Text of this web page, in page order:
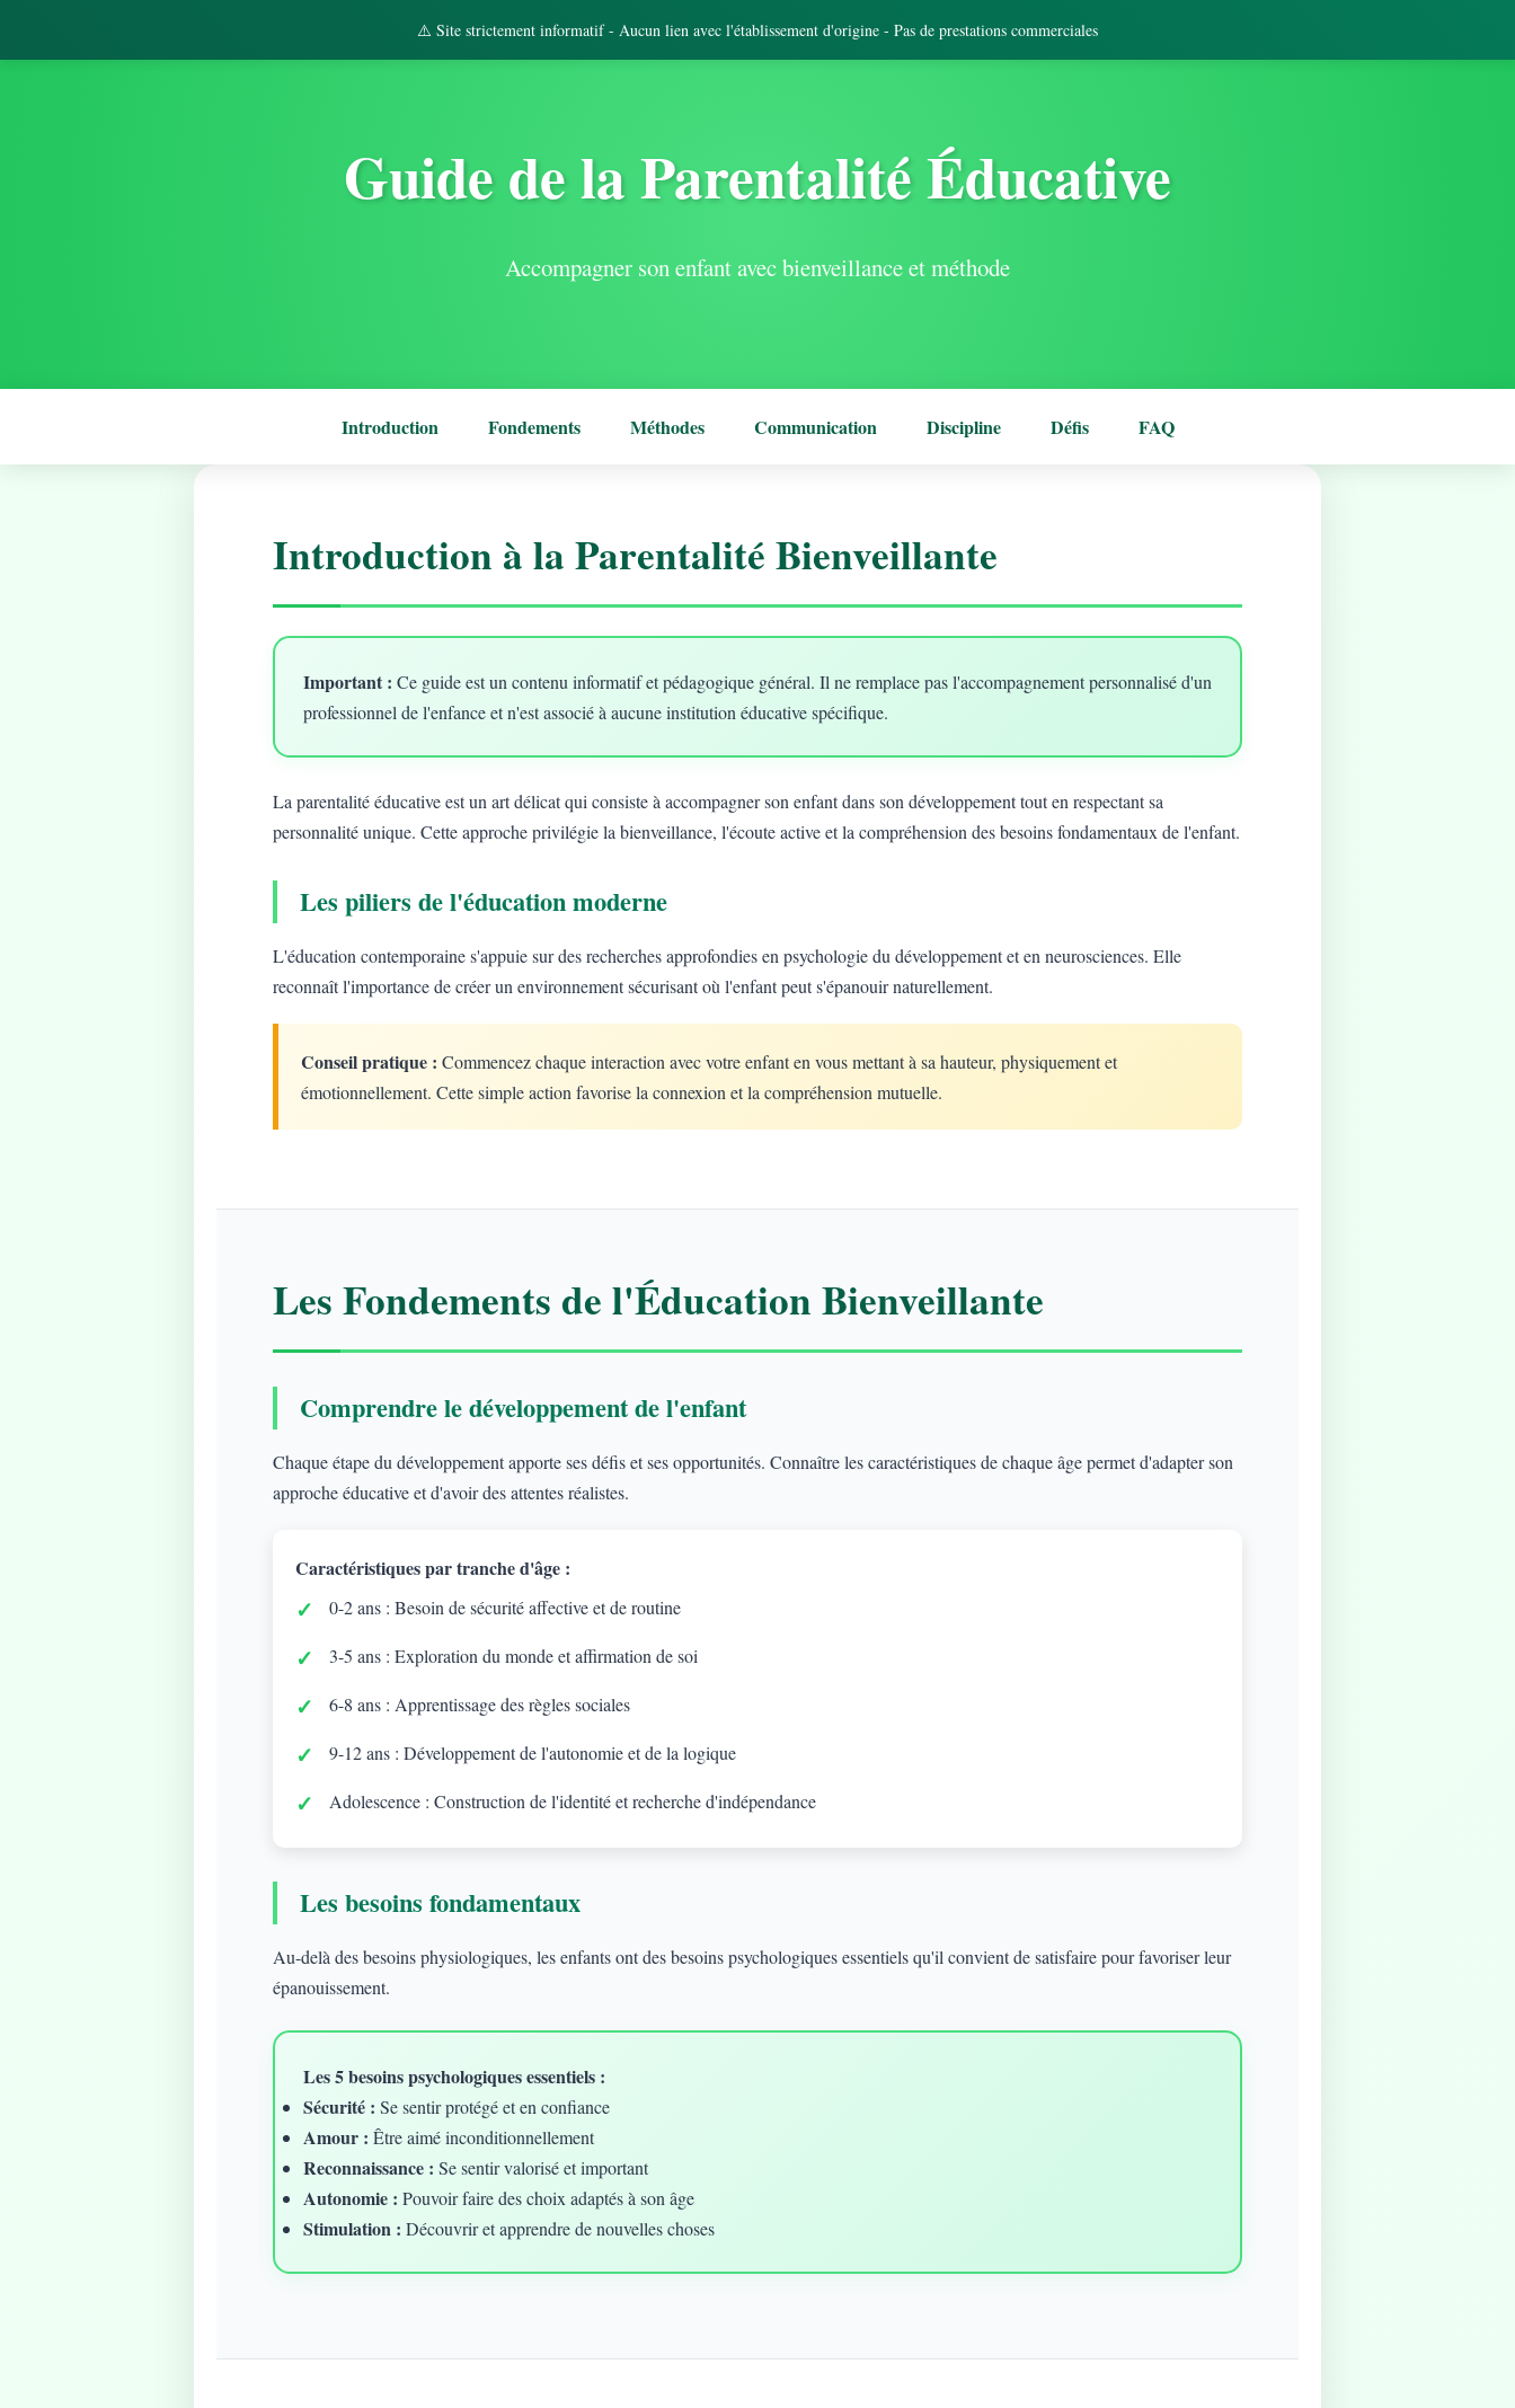
⚠️ Site strictement informatif - Aucun lien avec l'établissement d'origine - Pas de prestations commerciales
Guide de la Parentalité Éducative
Accompagner son enfant avec bienveillance et méthode
Introduction Fondements Méthodes Communication Discipline Défis FAQ
Introduction à la Parentalité Bienveillante
Important : Ce guide est un contenu informatif et pédagogique général. Il ne remplace pas l'accompagnement personnalisé d'un
professionnel de l'enfance et n'est associé à aucune institution éducative spécifique.
La parentalité éducative est un art délicat qui consiste à accompagner son enfant dans son développement tout en respectant sa
personnalité unique. Cette approche privilégie la bienveillance, l'écoute active et la compréhension des besoins fondamentaux de l'enfant.
Les piliers de l'éducation moderne
L'éducation contemporaine s'appuie sur des recherches approfondies en psychologie du développement et en neurosciences. Elle
reconnaît l'importance de créer un environnement sécurisant où l'enfant peut s'épanouir naturellement.
Conseil pratique : Commencez chaque interaction avec votre enfant en vous mettant à sa hauteur, physiquement et
émotionnellement. Cette simple action favorise la connexion et la compréhension mutuelle.
Les Fondements de l'Éducation Bienveillante
Comprendre le développement de l'enfant
Chaque étape du développement apporte ses défis et ses opportunités. Connaître les caractéristiques de chaque âge permet d'adapter son
approche éducative et d'avoir des attentes réalistes.
Caractéristiques par tranche d'âge :
0-2 ans : Besoin de sécurité affective et de routine
3-5 ans : Exploration du monde et affirmation de soi
6-8 ans : Apprentissage des règles sociales
9-12 ans : Développement de l'autonomie et de la logique
Adolescence : Construction de l'identité et recherche d'indépendance
Les besoins fondamentaux
Au-delà des besoins physiologiques, les enfants ont des besoins psychologiques essentiels qu'il convient de satisfaire pour favoriser leur
épanouissement.
Les 5 besoins psychologiques essentiels :
Sécurité : Se sentir protégé et en confiance
Amour : Être aimé inconditionnellement
Reconnaissance : Se sentir valorisé et important
Autonomie : Pouvoir faire des choix adaptés à son âge
Stimulation : Découvrir et apprendre de nouvelles choses